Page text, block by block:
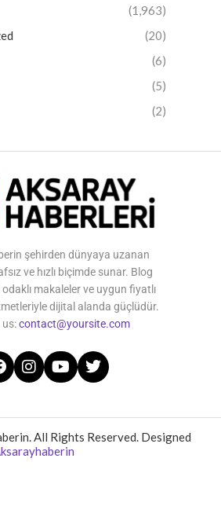
(1,963)
(20)
(6)
(5)
(2)
şehirden dünyaya uzanan
ve hızlı biçimde sunar. Blog
odaklı makaleler ve uygun fiyatlı
dijital alanda güçlüdür.
contact@yoursite.com
All Rights Reserved. Designed